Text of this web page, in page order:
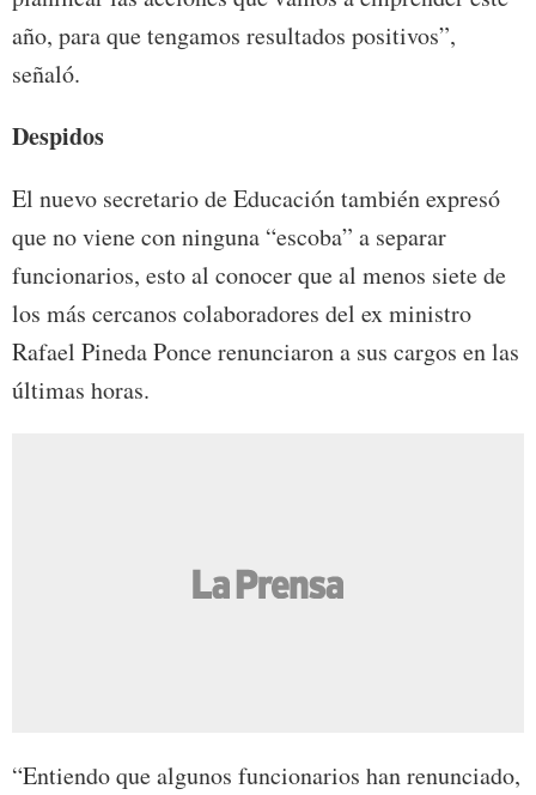
año, para que tengamos resultados positivos”,
señaló.
Despidos
El nuevo secretario de Educación también expresó
que no viene con ninguna “escoba” a separar
funcionarios, esto al conocer que al menos siete de
los más cercanos colaboradores del ex ministro
Rafael Pineda Ponce renunciaron a sus cargos en las
últimas horas.
“Entiendo que algunos funcionarios han renunciado,